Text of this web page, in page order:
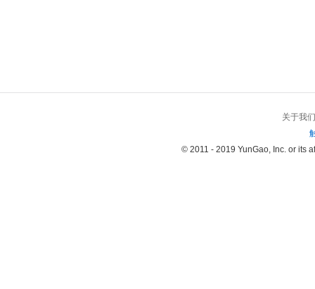
关于我们
© 2011 - 2019 YunGao, Inc. or its